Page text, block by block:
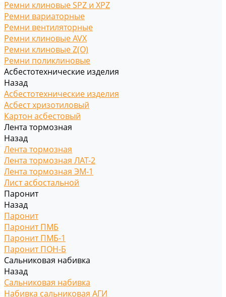
Ремни клиновые SPZ и XPZ
Ремни вариаторные
Ремни вентиляторные
Ремни клиновые AVX
Ремни клиновые Z(O)
Ремни поликлиновые
Асбестотехнические изделия
Назад
Асбестотехнические изделия
Асбест хризотиловый
Картон асбестовый
Лента тормозная
Назад
Лента тормозная
Лента тормозная ЛАТ-2
Лента тормозная ЭМ-1
Лист асбостальной
Паронит
Назад
Паронит
Паронит ПМБ
Паронит ПМБ-1
Паронит ПОН-Б
Сальниковая набивка
Назад
Сальниковая набивка
Набивка сальниковая АГИ